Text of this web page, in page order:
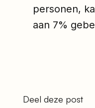
personen,
aan 7%
Deel deze post